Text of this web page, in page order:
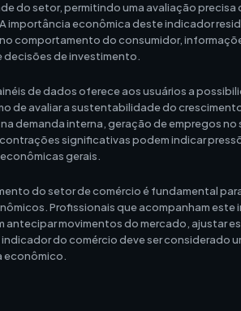
do setor, permitindo uma avaliação
importância econômica deste indicador
comportamento do consumidor,
de investimento.
de dados oferece aos usuários a
de avaliar a sustentabilidade do
demanda interna, geração de empregos
significativas podem indicar
gerais.
do setor de comércio é fundamental
Profissionais que acompanham este
antecipar movimentos do mercado, ajustar
do comércio deve ser considerado
econômico.